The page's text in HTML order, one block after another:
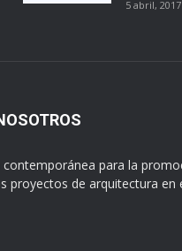
5 abril, 2017
contemporánea para la
proyectos de arquitectura en